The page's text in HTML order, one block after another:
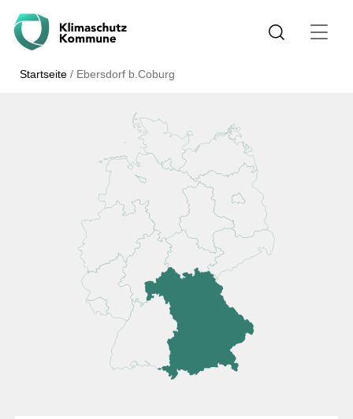
Startseite / Ebersdorf b.Coburg